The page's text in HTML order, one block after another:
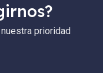
prioridad